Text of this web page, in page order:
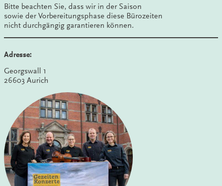
Bitte beachten Sie, dass wir in der Saison
sowie der Vorbereitungsphase diese Bürozeiten
nicht durchgängig garantieren können.
Adresse:
Georgswall 1
26603 Aurich